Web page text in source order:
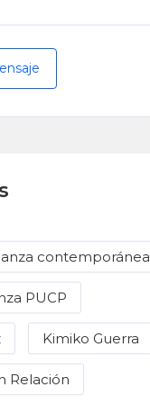
contemporánea
PUCP
Kimiko Guerra
Relación